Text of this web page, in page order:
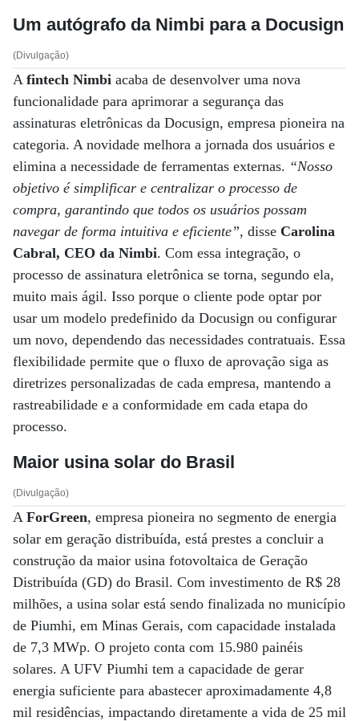
Um autógrafo da Nimbi para a Docusign
(Divulgação)
A fintech Nimbi acaba de desenvolver uma nova
funcionalidade para aprimorar a segurança das
assinaturas eletrônicas da Docusign, empresa pioneira na
categoria. A novidade melhora a jornada dos usuários e
elimina a necessidade de ferramentas externas. “Nosso
objetivo é simplificar e centralizar o processo de
compra, garantindo que todos os usuários possam
navegar de forma intuitiva e eficiente”, disse Carolina
Cabral, CEO da Nimbi. Com essa integração, o
processo de assinatura eletrônica se torna, segundo ela,
muito mais ágil. Isso porque o cliente pode optar por
usar um modelo predefinido da Docusign ou configurar
um novo, dependendo das necessidades contratuais. Essa
flexibilidade permite que o fluxo de aprovação siga as
diretrizes personalizadas de cada empresa, mantendo a
rastreabilidade e a conformidade em cada etapa do
processo.
Maior usina solar do Brasil
(Divulgação)
A ForGreen, empresa pioneira no segmento de energia
solar em geração distribuída, está prestes a concluir a
construção da maior usina fotovoltaica de Geração
Distribuída (GD) do Brasil. Com investimento de R$ 28
milhões, a usina solar está sendo finalizada no município
de Piumhi, em Minas Gerais, com capacidade instalada
de 7,3 MWp. O projeto conta com 15.980 painéis
solares. A UFV Piumhi tem a capacidade de gerar
energia suficiente para abastecer aproximadamente 4,8
mil residências, impactando diretamente a vida de 25 mil